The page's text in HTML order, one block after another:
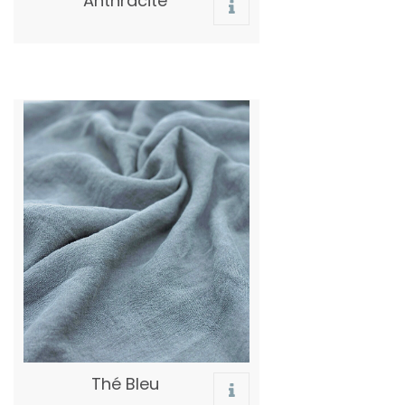
Thé Bleu